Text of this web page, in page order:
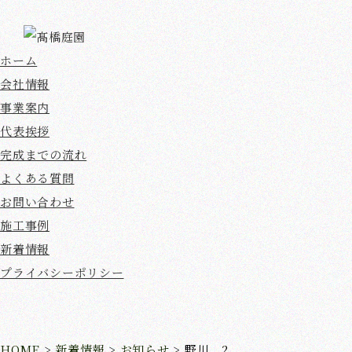
ホーム
会社情報
事業案内
代表挨拶
完成までの流れ
よくある質問
お問い合わせ
施工事例
新着情報
プライバシーポリシー